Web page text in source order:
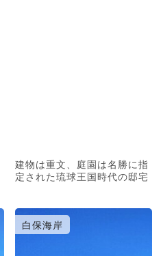
建物は重文、庭園は名勝に指
定された琉球王国時代の邸宅
白保海岸